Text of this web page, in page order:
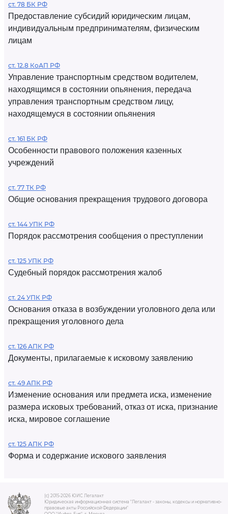
ст. 78 БК РФ
Предоставление субсидий юридическим лицам,
индивидуальным предпринимателям, физическим
лицам
ст. 12.8 КоАП РФ
Управление транспортным средством водителем,
находящимся в состоянии опьянения, передача
управления транспортным средством лицу,
находящемуся в состоянии опьянения
ст. 161 БК РФ
Особенности правового положения казенных
учреждений
ст. 77 ТК РФ
Общие основания прекращения трудового договора
ст. 144 УПК РФ
Порядок рассмотрения сообщения о преступлении
ст. 125 УПК РФ
Судебный порядок рассмотрения жалоб
ст. 24 УПК РФ
Основания отказа в возбуждении уголовного дела или
прекращения уголовного дела
ст. 126 АПК РФ
Документы, прилагаемые к исковому заявлению
ст. 49 АПК РФ
Изменение основания или предмета иска, изменение
размера исковых требований, отказ от иска, признание
иска, мировое соглашение
ст. 125 АПК РФ
Форма и содержание искового заявления
(c) 2015-2026 ЮИС Легалакт
Юридическая информационная система "Легалакт - законы, кодексы и нормативно-
правовые акты Российской Федерации"